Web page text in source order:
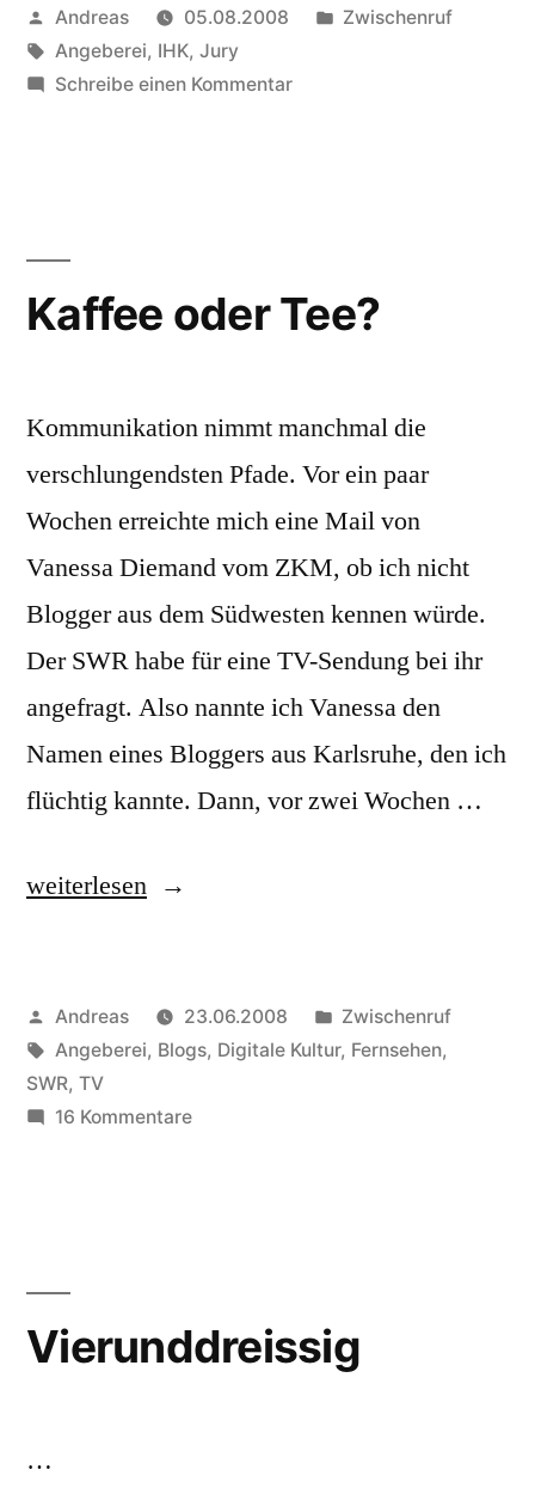
Practice-
Award
Veröffentlicht
von
Andreas 05.08.2008
Veröffentlicht
Zwischenruf
Schlagwörter:
Angeberei, IHK, Jury
Schreibe einen Kommentarzu
geht
Kaffee oder Tee?
Kommunikation nimmt manchmal die
verschlungendsten Pfade. Vor ein paar
Wochen erreichte mich eine Mail von
Vanessa Diemand vom ZKM, ob ich nicht
Blogger aus dem Südwesten kennen würde.
Der SWR habe für eine TV-Sendung bei ihr
angefragt. Also nannte ich Vanessa den
Namen eines Bloggers aus Karlsruhe, den ich
flüchtig kannte. Dann, vor zwei Wochen …
„Kaffee
weiterlesen
Veröffentlicht
von
Andreas 23.06.2008
Veröffentlicht
in
Zwischenruf
Schlagwörter:
Angeberei, Blogs, Digitale Kultur, Fernsehen,
SWR, TV
16 Kommentarezu
Vierunddreissig
…